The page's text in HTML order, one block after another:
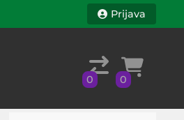
Prijava
0 0